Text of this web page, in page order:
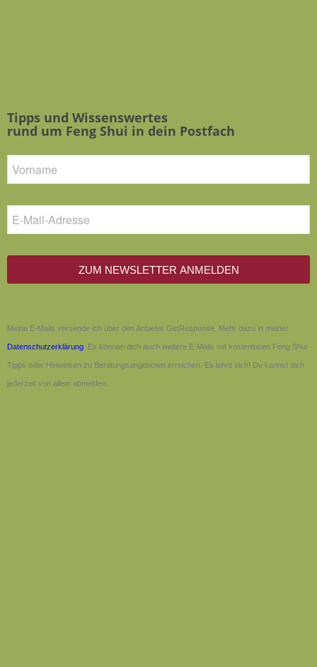
Tipps und Wissenswertes
rund um Feng Shui in dein Postfach
ZUM NEWSLETTER ANMELDEN
Meine E-Mails versende ich über den Anbieter GetResponse. Mehr dazu in meiner
Datenschutzerklärung . Es können dich auch weitere E-Mails mit kostenlosen Feng Shui
Tipps oder Hinweisen zu Beratungsangeboten erreichen. Es lohnt sich! Du kannst dich
jederzeit von allem abmelden.